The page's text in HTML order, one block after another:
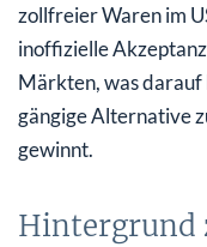
zollfreier Waren im
inoffizielle
Märkten, was darauf
gängige Alternative
gewinnt.
Hintergrund